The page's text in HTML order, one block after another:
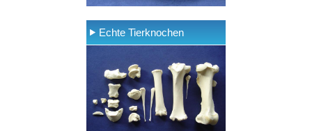
Echte Tierknochen